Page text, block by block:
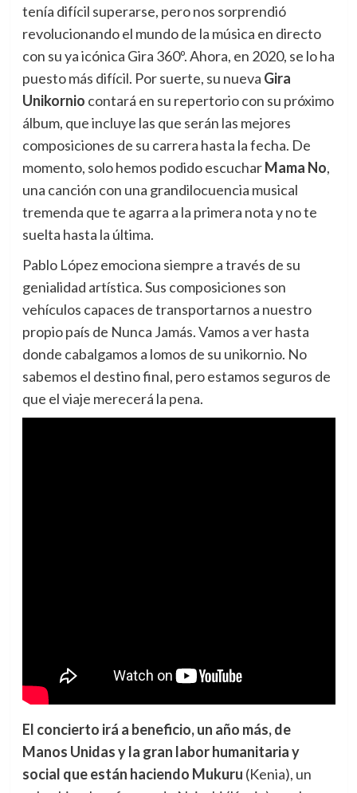
tenía difícil superarse, pero nos sorprendió
revolucionando el mundo de la música en directo
con su ya icónica Gira 360º. Ahora, en 2020, se lo ha
puesto más difícil. Por suerte, su nueva Gira
Unikornio contará en su repertorio con su próximo
álbum, que incluye las que serán las mejores
composiciones de su carrera hasta la fecha. De
momento, solo hemos podido escucharMama No,
una canción con una grandilocuencia musical
tremenda que te agarra a la primera nota y no te
suelta hasta la última.
Pablo López emociona siempre a través de su
genialidad artística. Sus composiciones son
vehículos capaces de transportarnos a nuestro
propio país de Nunca Jamás. Vamos a ver hasta
donde cabalgamos a lomos de su unikornio. No
sabemos el destino final, pero estamos seguros de
que el viaje merecerá la pena.
El concierto irá a beneficio,​ un año más, de
Manos Unidas y la gran labor humanitaria y
social que están haciendo Mukuru (Kenia), un